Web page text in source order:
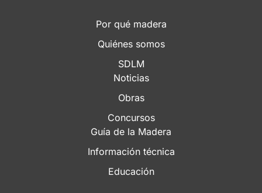
Por qué madera
Quiénes somos
SDLM
Noticias
Obras
Concursos
Guía de la Madera
Información técnica
Educación